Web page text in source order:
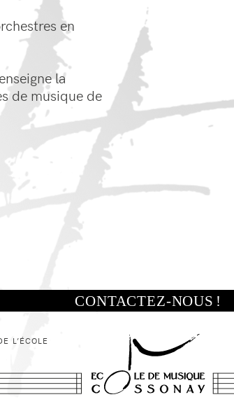
en
la
de musique de
CONTACTEZ-NOUS !
L’ÉCOLE